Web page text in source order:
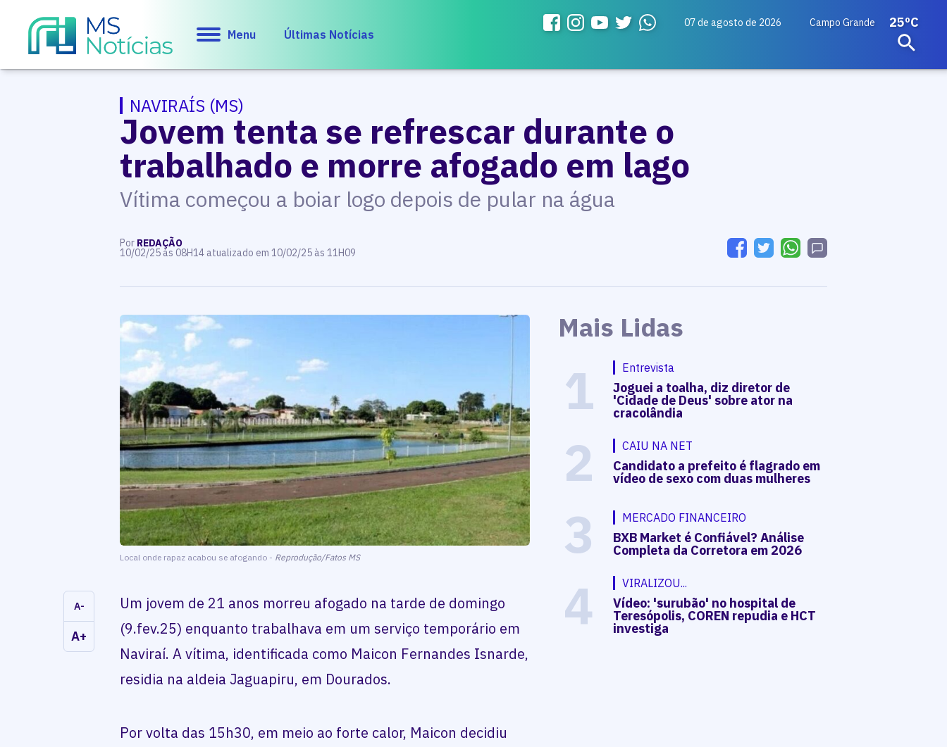
Menu Últimas Notícias
07 de agosto de 2026 Campo Grande 25ºC
NAVIRAÍS (MS)
Jovem tenta se refrescar durante o
trabalhado e morre afogado em lago
Vítima começou a boiar logo depois de pular na água
Por REDAÇÃO
10/02/25 às 08H14 atualizado em 10/02/25 às 11H09
Local onde rapaz acabou se afogando - Reprodução/Fatos MS
A-
A+
Um jovem de 21 anos morreu afogado na tarde de domingo
(9.fev.25) enquanto trabalhava em um serviço temporário em
Naviraí. A vítima, identificada como Maicon Fernandes Isnarde,
residia na aldeia Jaguapiru, em Dourados.
Por volta das 15h30, em meio ao forte calor, Maicon decidiu
Mais Lidas
1 Entrevista
Joguei a toalha, diz diretor de
'Cidade de Deus' sobre ator na
cracolândia
2 CAIU NA NET
Candidato a prefeito é flagrado em
vídeo de sexo com duas mulheres
3 MERCADO FINANCEIRO
BXB Market é Confiável? Análise
Completa da Corretora em 2026
4 VIRALIZOU...
Vídeo: 'surubão' no hospital de
Teresópolis, COREN repudia e HCT
investiga